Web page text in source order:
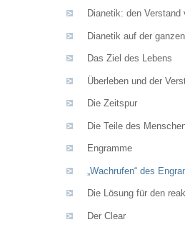
Dianetik: den Verstand
Dianetik auf der
Das Ziel des Lebens
Überleben und der
Die Zeitspur
Die Teile des
Engramme
„Wachrufen“ des
Die Lösung für den
Der Clear